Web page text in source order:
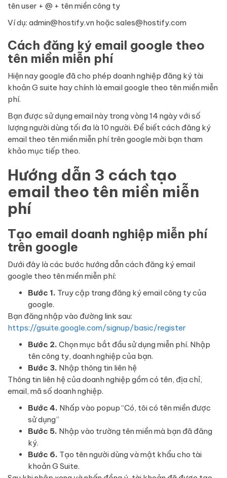
tên user + @ + tên miền công ty
Ví dụ: admin@hostify.vn hoặc sales@hostify.com
Cách đăng ký email google theo
tên miền miễn phí
Hiện nay google đã cho phép doanh nghiệp đăng ký tài
khoản G suite hay chính là email google theo tên miền miễn
phí.
Bạn được sử dụng email này trong vòng 14 ngày với số
lượng người dùng tối đa là 10 người. Để biết cách đăng ký
email theo tên miền miễn phí trên google mời bạn tham
khảo mục tiếp theo.
Hướng dẫn 3 cách tạo
email theo tên miền miễn
phí
Tạo email doanh nghiệp miễn phí
trên google
Dưới đây là các bước hướng dẫn cách đăng ký email
google theo tên miền miễn phí:
Bước 1. Truy cập trang đăng ký email công ty của
google.
Bạn đăng nhập vào đường link sau:
https://gsuite.google.com/signup/basic/register
Bước 2. Chọn mục bắt đầu sử dụng miễn phí. Nhập
tên công ty, doanh nghiệp của bạn.
Bước 3. Nhập thông tin liên hệ
Thông tin liên hệ của doanh nghiệp gồm có tên, địa chỉ,
email, mã số doanh nghiệp.
Bước 4. Nhấp vào popup “Có, tôi có tên miền được
sử dụng”
Bước 5. Nhập vào trường tên miền mà bạn đã đăng
ký.
Bước 6. Tạo tên người dùng và mật khẩu cho tài
khoản G Suite.